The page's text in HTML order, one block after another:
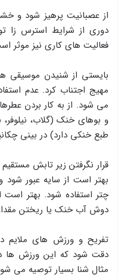
از عصبانیت پرهیز شود و
دوری از شرایط استرس زا
فعالیت های کاری نیز موثر
بایستی از شنیدن موسیقی
مهیج اجتناب کرد. عدم
می شود. از به کار بردن
و بوهای خنک (گلاب،
طبع خنکی دارد) در بینی
قرار نگرفتن زیر تابش
بهتر است از سایه عبور شود
چتر استفاده شود. بهتر است
دوش آب خنک یا ریختن
تفریح و ورزش های ملایم
دقت شود که این ورزش ها
مثال شنا بسیار توصیه می